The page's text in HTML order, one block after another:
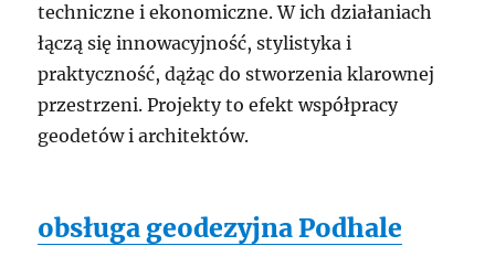
techniczne i ekonomiczne. W ich działaniach
łączą się innowacyjność, stylistyka i
praktyczność, dążąc do stworzenia klarownej
przestrzeni. Projekty to efekt współpracy
geodetów i architektów.
obsługa geodezyjna Podhale